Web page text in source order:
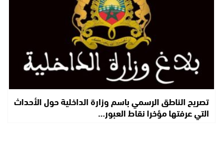
تصريح الناطق الرسمي باسم وزارة الداخلية حول الأحداث
التي عرفتها مؤخرا نقاط العبور…